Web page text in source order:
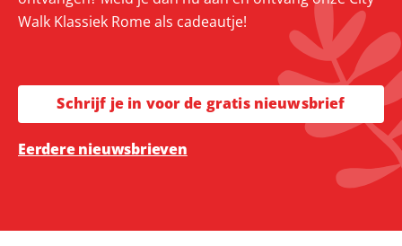
Walk Klassiek Rome als cadeautje!
Schrijf je in voor de gratis nieuwsbrief
Eerdere nieuwsbrieven